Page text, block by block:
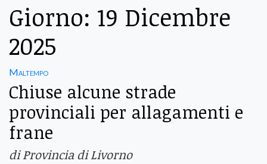
Giorno: 19 Dicembre
2025
Maltempo
Chiuse alcune strade
provinciali per allagamenti e
frane
di Provincia di Livorno